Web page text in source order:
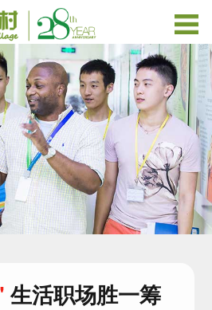
生活职场胜一筹